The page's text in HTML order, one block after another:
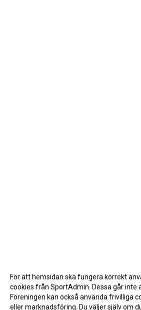
För att hemsidan ska fungera korrekt
cookies från SportAdmin. Dessa går inte
Föreningen kan också använda frivilliga
eller marknadsföring. Du väljer själv om